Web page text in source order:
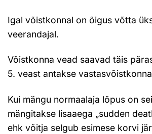
Igal võistkonnal on õigus võtta
veerandajal.
Võistkonna vead saavad täis
5. veast antakse
Kui mängu normaalaja lõpus on
mängitakse lisaaega „sudden
ehk võitja selgub esimese korvi